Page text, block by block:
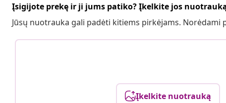
Įsigijote prekę ir ji jums patiko? Įkelkite jos
Jūsų nuotrauka gali padėti kitiems pirkėjams.
Įkelkite nuotrauką